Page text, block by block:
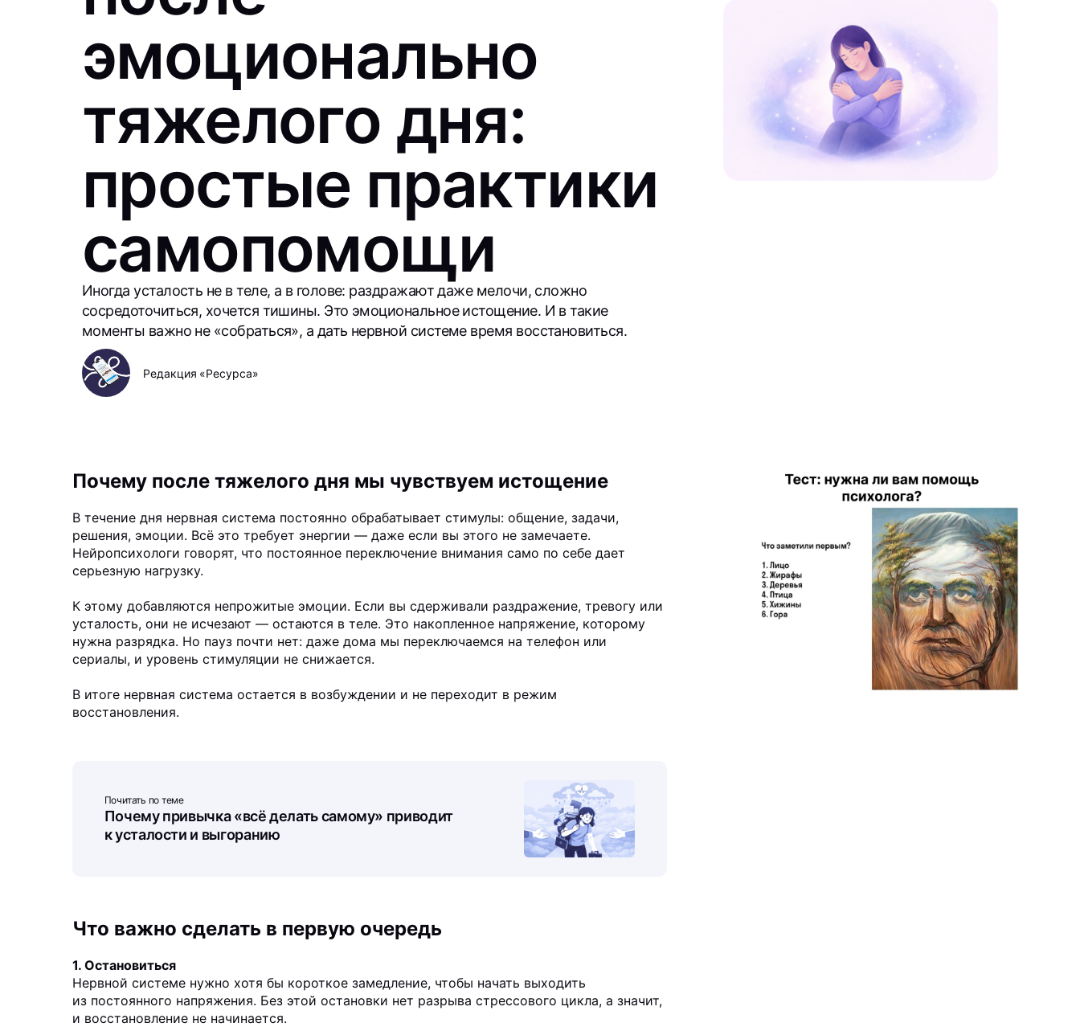
эмоционально
тяжелого дня:
простые практики
самопомощи
Иногда усталость не в теле, а в голове: раздражают даже мелочи, сложно
сосредоточиться, хочется тишины. Это эмоциональное истощение. И в такие
моменты важно не «собраться», а дать нервной системе время восстановиться.
Редакция «Ресурса»
Почему после тяжелого дня мы чувствуем истощение
В течение дня нервная система постоянно обрабатывает стимулы: общение, задачи,
решения, эмоции. Всё это требует энергии — даже если вы этого не замечаете.
Нейропсихологи говорят, что постоянное переключение внимания само по себе дает
серьезную нагрузку.
К этому добавляются непрожитые эмоции. Если вы сдерживали раздражение, тревогу или
усталость, они не исчезают — остаются в теле. Это накопленное напряжение, которому
нужна разрядка. Но пауз почти нет: даже дома мы переключаемся на телефон или
сериалы, и уровень стимуляции не снижается.
В итоге нервная система остается в возбуждении и не переходит в режим
восстановления.
Почитать по теме
Почему привычка «всё делать самому» приводит
к усталости и выгоранию
Что важно сделать в первую очередь
1. Остановиться
Нервной системе нужно хотя бы короткое замедление, чтобы начать выходить
из постоянного напряжения. Без этой остановки нет разрыва стрессового цикла, а значит,
и восстановление не начинается.